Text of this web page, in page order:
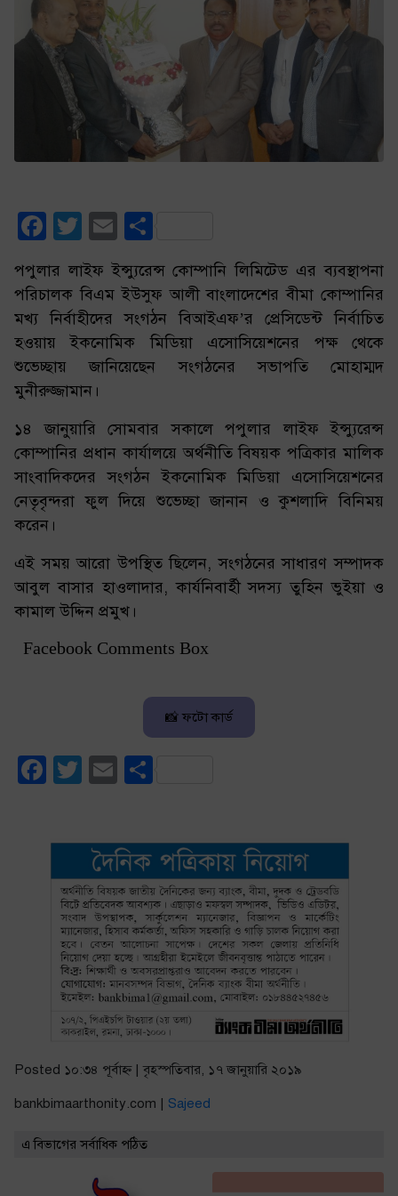
Facebook
Twitter
Email
পপুলার লাইফ ইন্স্যুরেন্স কোম্পানি লিমিটেড এর ব্যবস্থাপনা
পরিচালক বিএম ইউসুফ আলী বাংলাদেশের বীমা কোম্পানির
মখ্য নির্বাহীদের সংগঠন বিআইএফ’র প্রেসিডেন্ট নির্বাচিত
হওয়ায় ইকনোমিক মিডিয়া এসোসিয়েশনের পক্ষ থেকে
শুভেচ্ছায় জানিয়েছেন সংগঠনের সভাপতি মোহাম্মদ
মুনীরুজ্জামান।
১৪ জানুয়ারি সোমবার সকালে পপুলার লাইফ ইন্স্যুরেন্স
কোম্পানির প্রধান কার্যালয়ে অর্থনীতি বিষয়ক পত্রিকার মালিক
সাংবাদিকদের সংগঠন ইকনোমিক মিডিয়া এসোসিয়েশনের
নেতৃবৃন্দরা ফুল দিয়ে শুভেচ্ছা জানান ও কুশলাদি বিনিময়
করেন।
এই সময় আরো উপস্থিত ছিলেন, সংগঠনের সাধারণ সম্পাদক
আবুল বাসার হাওলাদার, কার্যনিবার্হী সদস্য তুহিন ভুইয়া ও
কামাল উদ্দিন প্রমুখ।
Facebook Comments Box
📸 ফটো কার্ড
Facebook
Twitter
Email
Posted ১০:৩৪ পূর্বাহ্ণ | বৃহস্পতিবার, ১৭ জানুয়ারি ২০১৯
bankbimaarthonity.com | Sajeed
এ বিভাগের সর্বাধিক পঠিত